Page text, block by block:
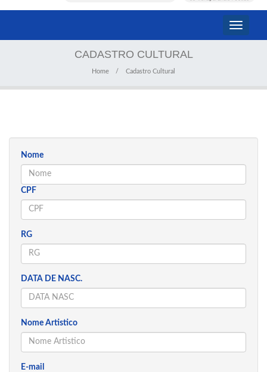
Toggle
CADASTRO CULTURAL
Home Cadastro Cultural
Nome
CPF
RG
DATA DE NASC.
Nome Artistico
E-mail